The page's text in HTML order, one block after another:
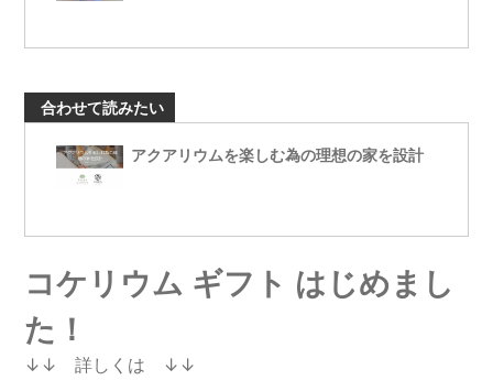
合わせて読みたい
アクアリウムを楽しむ為の理想の家を設計
コケリウム ギフト はじめまし
た！
↓↓ 詳しくは ↓↓